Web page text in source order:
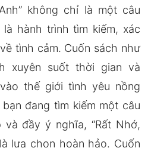
không chỉ là một câu
hành trình tìm kiếm, xác
tình cảm. Cuốn sách như
xuyên suốt thời gian và
thế giới tình yêu nồng
đang tìm kiếm một câu
đầy ý nghĩa, “Rất Nhớ,
lựa chọn hoàn hảo. Cuốn